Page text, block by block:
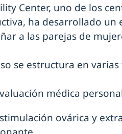
Center, uno de los
ha desarrollado
a las parejas de
se estructura en varias
médica
ovárica y